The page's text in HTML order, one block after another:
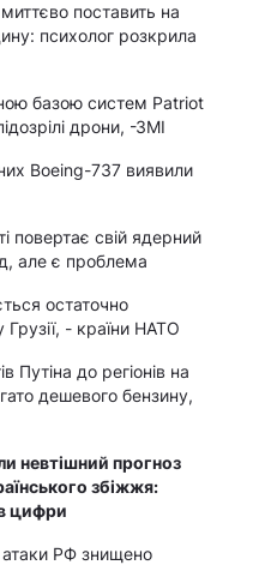
поставить на
психолог розкрила
базою систем Patriot
дрони, -ЗМІ
Boeing-737 виявили
повертає свій ядерний
але є проблема
остаточно
- країни НАТО
Путіна до регіонів на
дешевого бензину,
невтішний прогноз
збіжжя:
цифри
атаки РФ знищено